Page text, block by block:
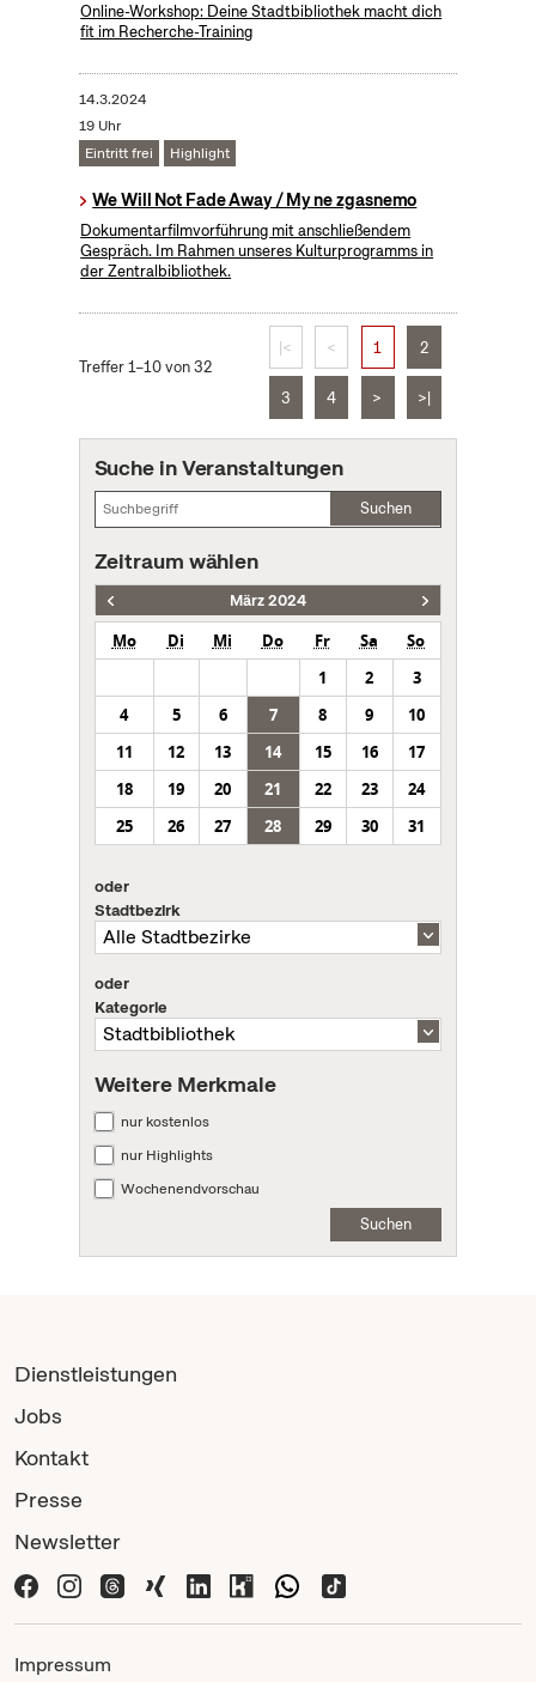
Online-Workshop: Deine Stadtbibliothek macht dich
fit im Recherche-Training
14.3.2024
19 Uhr
Eintritt frei
Highlight
We Will Not Fade Away / My ne zgasnemo
Dokumentarfilmvorführung mit anschließendem
Gespräch. Im Rahmen unseres Kulturprogramms in
der Zentralbibliothek.
Treffer 1–10 von 32
|< < 1 2
3 4 > >|
Suche in Veranstaltungen
Suchen
Zeitraum wählen
März 2024
Mo Di Mi Do Fr Sa
So
1
2
3
4
5 6 7 8 9
10
11
12 13 14 15 16
17
18
19 20 21 22 23
24
25
26 27 28 29 30 31
oder
Stadtbezirk
oder
Kategorie
Weitere Merkmale
nur kostenlos
nur Highlights
Wochenendvorschau
Suchen
Dienstleistungen
Jobs
Kontakt
Presse
Newsletter
Impressum